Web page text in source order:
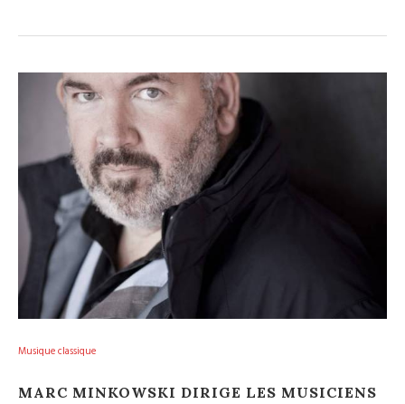
Musique classique
MARC MINKOWSKI DIRIGE LES MUSICIENS